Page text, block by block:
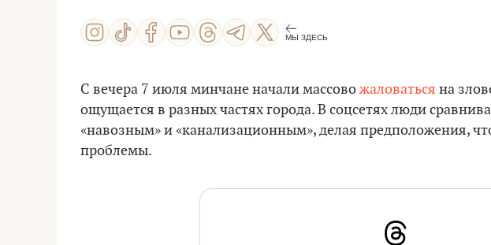
МЫ ЗДЕСЬ
С вечера 7 июля минчане начали массовожаловаться на
ощущается в разных частях города. В соцсетях люди
«навозным» и «канализационным», делая предположения,
проблемы.